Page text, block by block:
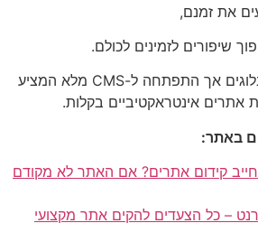
את זמנם,
שיפורים לזמינים לכולם.
וורדפרס תוכננה ככלי בלוגים אך התפתחה ל-CMS מלא המציע
אתרים אינטראקטיביים בקלות.
באתר:
קידום אתרים? אם האתר לא מקודם
– כל הצעדים להקים אתר מקצועי